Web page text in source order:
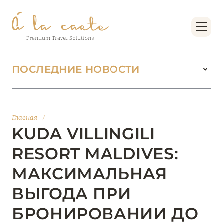
Главная /
KUDA VILLINGILI
RESORT MALDIVES:
МАКСИМАЛЬНАЯ
ВЫГОДА ПРИ
БРОНИРОВАНИИ ДО
ПОСЛЕДНИЕ НОВОСТИ
БУТИК-КУРОРТЫ МАЛЬДИВСКИХ ОСТРОВОВ
Подробнее
01 июня 2026
JUMEIRAH OLHAHALI ISLAND MALDIVES: ВАШ
ОАЗИС ТЕПЛА И ИЗЫСКАННОСТИ